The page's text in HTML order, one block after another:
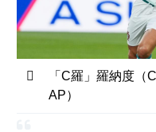
「C羅」羅納度（
AP）